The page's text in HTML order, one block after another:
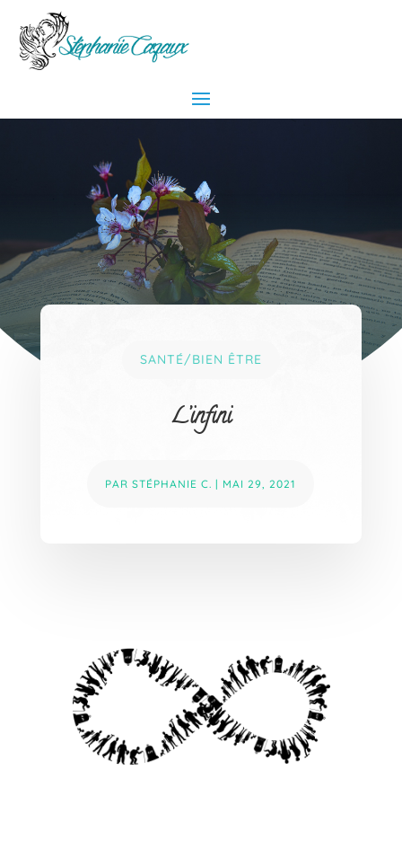
SANTÉ/BIEN ÊTRE
L’infini
PARSTÉPHANIE C. | MAI 29, 2021